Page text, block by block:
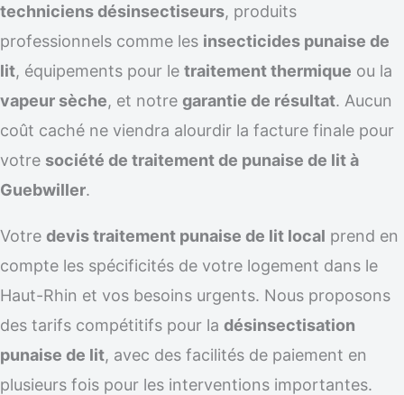
techniciens désinsectiseurs, produits
professionnels comme les insecticides punaise de
lit, équipements pour le traitement thermique ou la
vapeur sèche, et notre garantie de résultat. Aucun
coût caché ne viendra alourdir la facture finale pour
votre société de traitement de punaise de lit à
Guebwiller.
Votre devis traitement punaise de lit local prend en
compte les spécificités de votre logement dans le
Haut-Rhin et vos besoins urgents. Nous proposons
des tarifs compétitifs pour la désinsectisation
punaise de lit, avec des facilités de paiement en
plusieurs fois pour les interventions importantes.